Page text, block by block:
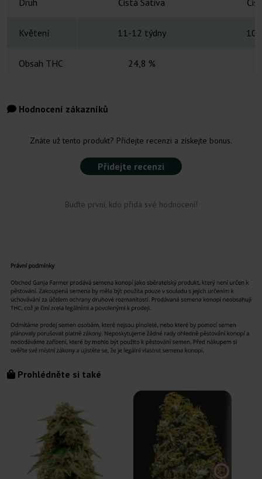
Druh Čistá Sativa
Květení 11-12 týdny
Obsah THC 24,8 %
Hodnocení zákazníků
Znáte už tento produkt? Přidejte recenzi a získejte bonus.
Přidejte recenzi
Buďte první, kdo přidá své hodnocení!
Prohlédněte si také